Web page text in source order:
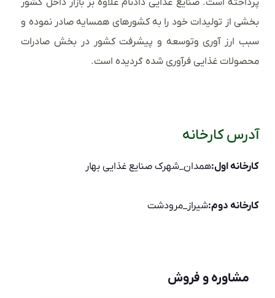
بخشی از تولیدات خود را به کشورهای همسایه صادر نموده و
سبب ارز آوری وتوسعه و پیشرفت کشور در بخش صادرات
محصولات غذایی فرآوری شده گردیده است.
آدرس کارخانه
کارخانه اول:همدان_شهرک صنایع غذایی بهار
کارخانه دوم:شیراز_مرودشت
مشاوره و فروش